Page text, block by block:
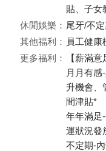
貼、子女
休閒娛樂： 尾牙/不
其他福利： 員工健康
更多福利：
【薪滿意
月月有
升機會、
間津貼*
年年滿足
運狀況發
不定期-